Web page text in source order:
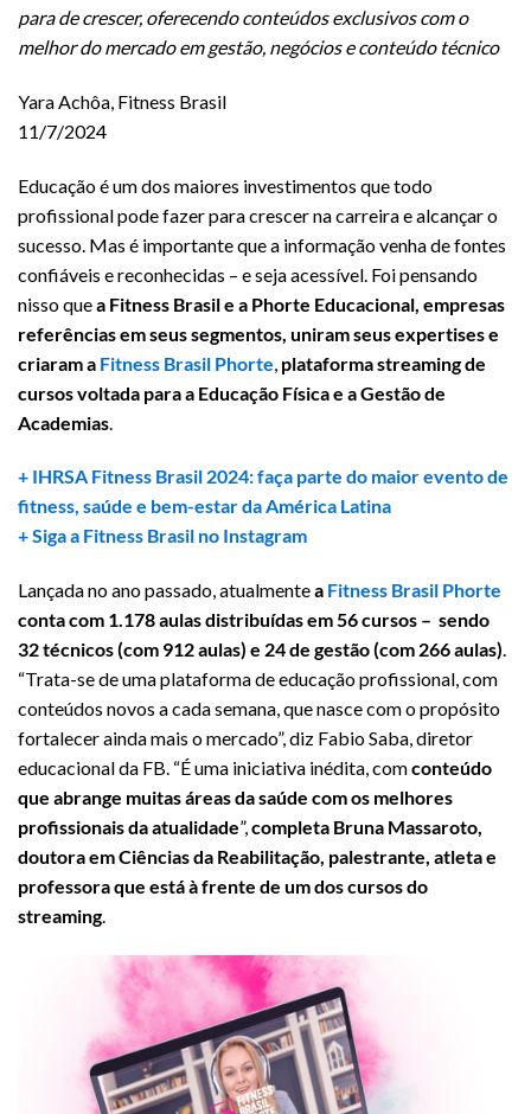
para de crescer, oferecendo conteúdos exclusivos com o
melhor do mercado em gestão, negócios e conteúdo técnico
Yara Achôa, Fitness Brasil
11/7/2024
Educação é um dos maiores investimentos que todo
profissional pode fazer para crescer na carreira e alcançar o
sucesso. Mas é importante que a informação venha de fontes
confiáveis e reconhecidas – e seja acessível. Foi pensando
nisso quea Fitness Brasil e a Phorte Educacional, empresas
referências em seus segmentos, uniram seus expertises e
criaram a Fitness Brasil Phorte plataforma streaming de
cursos voltada para a Educação Física e a Gestão de
Academias
+ IHRSA Fitness Brasil 2024: faça parte do maior evento de
fitness, saúde e bem-estar da América Latina
+ Siga a Fitness Brasil no Instagram
Lançada no ano passado, atualmentea Fitness Brasil Phorte
conta com 1.178 aulas distribuídas em 56 cursos – sendo
32 técnicos (com 912 aulas) e 24 de gestão (com 266 aulas).
“Trata-se de uma plataforma de educação profissional, com
conteúdos novos a cada semana, que nasce com o propósito
fortalecer ainda mais o mercado”, diz Fabio Saba, diretor
educacional da FB. “É uma iniciativa inédita, comconteúdo
que abrange muitas áreas da saúde com os melhores
profissionais da atualidade”,completa Bruna Massaroto,
doutora em Ciências da Reabilitação, palestrante, atleta e
professora que está à frente de um dos cursos do
streaming.